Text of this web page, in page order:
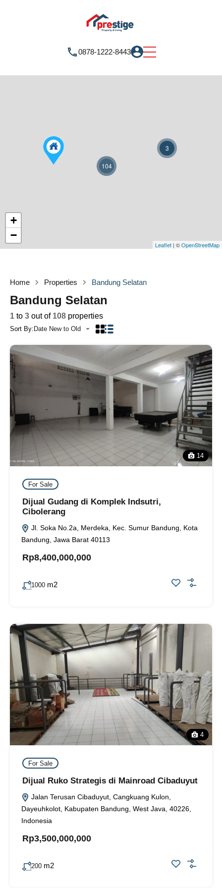
0878-1222-8443
3
104
+
−
Leaflet | ©OpenStreetMap
Home Properties Bandung Selatan
Bandung Selatan
1 to 3 out of 108 properties
Sort By: Date New to Old
14
For Sale
Dijual Gudang di Komplek Indsutri,
Cibolerang
Jl. Soka No.2a, Merdeka, Kec. Sumur Bandung, Kota
Bandung, Jawa Barat 40113
Rp8,400,000,000
1000 m2
4
For Sale
Dijual Ruko Strategis di Mainroad Cibaduyut
Jalan Terusan Cibaduyut, Cangkuang Kulon,
Dayeuhkolot, Kabupaten Bandung, West Java, 40226,
Indonesia
Rp3,500,000,000
200 m2